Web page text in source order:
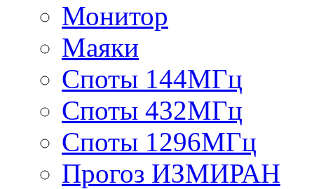
Монитор
Маяки
Споты 144МГц
Споты 432МГц
Споты 1296МГц
Прогоз ИЗМИРАН